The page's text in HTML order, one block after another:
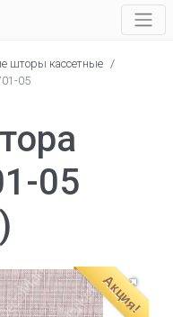
шторы кассетные /
05
05
Акция!